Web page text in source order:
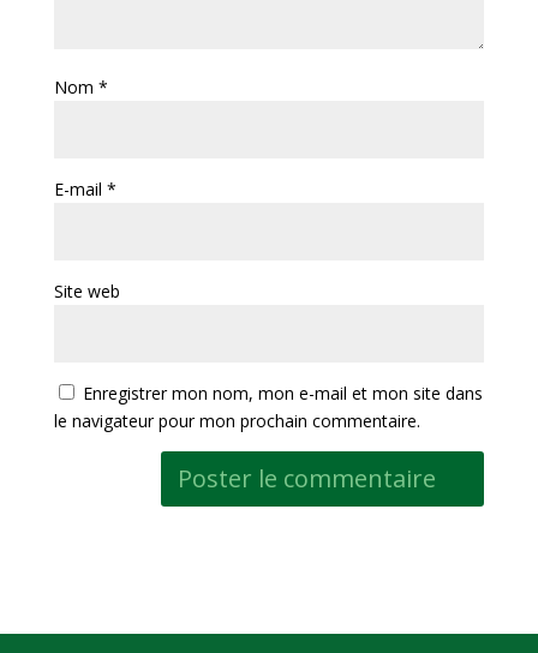
Nom *
E-mail *
Site web
Enregistrer mon nom, mon e-mail et mon site dans
le navigateur pour mon prochain commentaire.